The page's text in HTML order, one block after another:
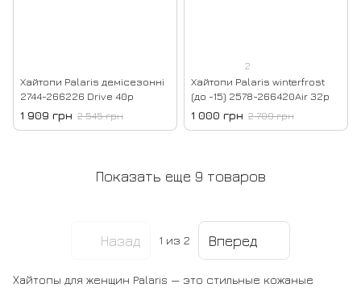
Хайтопи Palaris демісезонні
2744-266226 Drive 40р
1 909 грн 2 545 грн
2
Хайтопи Palaris winterfrost
(до -15) 2578-266420Air 32р
1 000 грн 2 709 грн
Показать еще 9 товаров
Назад 1 из 2 Вперед
Хайтопы для женщин Palaris — это стильные кожаные